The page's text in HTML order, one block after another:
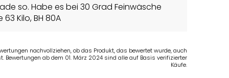
so. Habe es bei 30 Grad Feinwäsche
Kilo, BH 80A
nachvollziehen, ob das Produkt, das bewertet wurde, auch
Bewertungen ab dem 01. März 2024 sind alle auf Basis verifizierter
Käufe.